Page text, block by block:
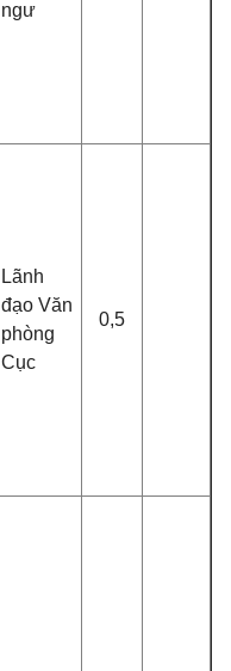
ngư
Lãnh
đạo Văn
phòng
Cục
0,5